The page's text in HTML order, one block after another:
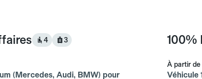
4 3
(Mercedes, Audi, BMW) pour
100%
À partir de
Véhicule